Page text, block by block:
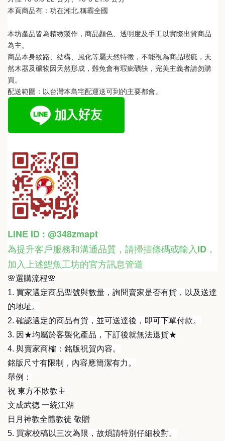
本頁商品有：功在湘北,稱霸全國
本坊產品皆為精緻製作，商品顏色、透明度及手工以實際出貨商品
為主。
商品本身紋路、結構、風化等屬天然特徵，不能視為商品瑕疵，天
然木器及礦物因天然形成，難免會有瑕疵礦缺，完美主義者請勿購
買。
配送範圍：以台灣本島宅配運送可到的主要都會。
LINE ID : @348zmapt
為提升客戶服務和溝通品質，請掃描條碼或輸入ID ，
加入上述鯉魚工坊的官方訊息管道
🌸選購流程🌸
1. 買家選定商品型號與數量，詢問賣家是否有貨，以及送達
的地址。
2. 確認選定的商品有貨，並可送達後，即可下單付款。
3. 因★均屬於客製化產品，下訂後就無法退貨★
4. 與賣家商榷：銘版祝賀內容。
銘版尺寸有限制，內容應簡潔有力。
舉例：
祝 東方不敗教主
文成武德 一統江湖
日月神教全體教徒 敬贈
5. 買家校稿以三次為限，故煩請特別仔細校對。